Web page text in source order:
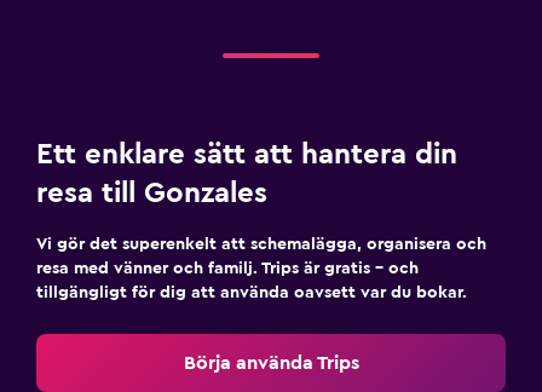
Ett enklare sätt att hantera din
resa till Gonzales
Vi gör det superenkelt att schemalägga, organisera och
resa med vänner och familj. Trips är gratis – och
tillgängligt för dig att använda oavsett var du bokar.
Börja använda Trips